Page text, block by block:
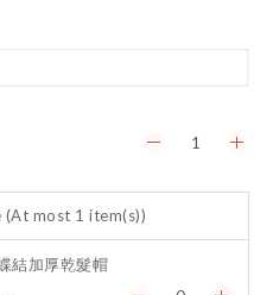
(At most 1 item(s))
結加厚乾髮帽